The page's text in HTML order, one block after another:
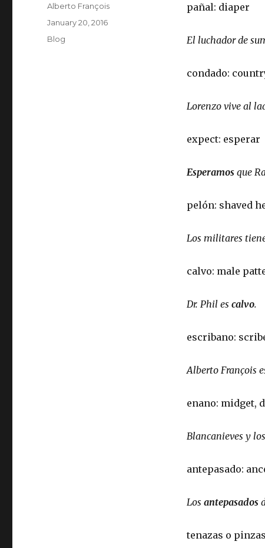
pañal: diaper
El luchador de
condado:
Lorenzo vive al
expect: esperar
Esperamosque
pelón: shaved
Los militares
calvo: male
Dr. Phil es calvo.
escribano:
Alberto François
enano: midget,
Blancanieves y
antepasado:
Los antepasados
tenazas o
Author
Alberto François
Posted
on
January 20, 2016
Categories
Blog